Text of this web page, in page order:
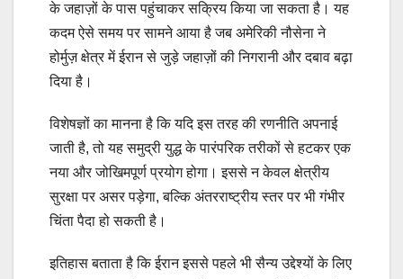
के जहाज़ों के पास पहुंचाकर सक्रिय किया जा सकता है। यह
कदम ऐसे समय पर सामने आया है जब अमेरिकी नौसेना ने
होर्मुज़ क्षेत्र में ईरान से जुड़े जहाज़ों की निगरानी और दबाव बढ़ा
दिया है।
विशेषज्ञों का मानना है कि यदि इस तरह की रणनीति अपनाई
जाती है, तो यह समुद्री युद्ध के पारंपरिक तरीकों से हटकर एक
नया और जोखिमपूर्ण प्रयोग होगा। इससे न केवल क्षेत्रीय
सुरक्षा पर असर पड़ेगा, बल्कि अंतरराष्ट्रीय स्तर पर भी गंभीर
चिंता पैदा हो सकती है।
इतिहास बताता है कि ईरान इससे पहले भी सैन्य उद्देश्यों के लिए